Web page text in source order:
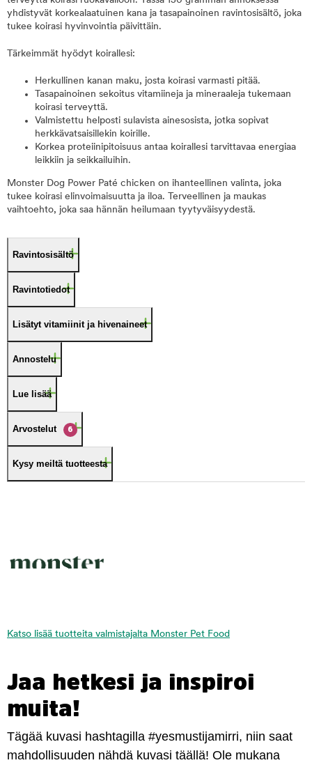
yhdistyvät korkealaatuinen kana ja tasapainoinen ravintosisältö, joka
tukee koirasi hyvinvointia päivittäin.
Tärkeimmät hyödyt koirallesi:
Herkullinen kanan maku, josta koirasi varmasti pitää.
Tasapainoinen sekoitus vitamiineja ja mineraaleja tukemaan
koirasi terveyttä.
Valmistettu helposti sulavista ainesosista, jotka sopivat
herkkävatsaisillekin koirille.
Korkea proteiinipitoisuus antaa koirallesi tarvittavaa energiaa
leikkiin ja seikkailuihin.
Monster Dog Power Paté chicken on ihanteellinen valinta, joka
tukee koirasi elinvoimaisuutta ja iloa. Terveellinen ja maukas
vaihtoehto, joka saa hännän heilumaan tyytyväisyydestä.
Ravintosisältö
Ravintotiedot
Lisätyt vitamiinit ja hivenaineet
Annostelu
Lue lisää
Arvostelut 6
Kysy meiltä tuotteesta
Katso lisää tuotteita valmistajalta Monster Pet Food
Jaa hetkesi ja inspiroi
muita!
Tägää kuvasi hashtagilla #yesmustijamirri, niin saat
mahdollisuuden nähdä kuvasi täällä! Ole mukana